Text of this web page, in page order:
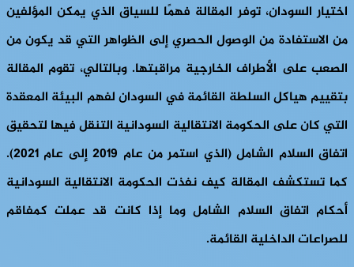
اختيار السودان، توفر المقالة فهمًا للسياق الذي يمكن المؤلفين
من الاستفادة من الوصول الحصري إلى الظواهر التي قد يكون من
الصعب على الأطراف الخارجية مراقبتها. وبالتالي، تقوم المقالة
بتقييم هياكل السلطة القائمة في السودان لفهم البيئة المعقدة
التي كان على الحكومة الانتقالية السودانية التنقل فيها لتحقيق
اتفاق السلام الشامل (الذي استمر من عام 2019 إلى عام 2021).
كما تستكشف المقالة كيف نفذت الحكومة الانتقالية السودانية
أحكام اتفاق السلام الشامل وما إذا كانت قد عملت كمفاقم
للصراعات الداخلية القائمة.